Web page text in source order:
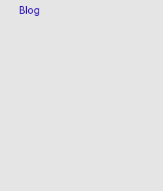
Blog